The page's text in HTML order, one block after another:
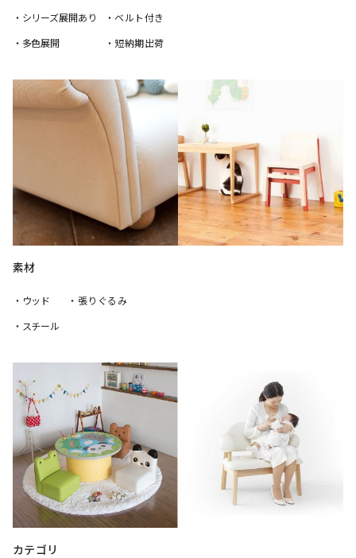
・シリーズ展開あり
・多色展開
・ベルト付き
・短納期出荷
素材
・ウッド
・スチール
・張りぐるみ
カテゴリ